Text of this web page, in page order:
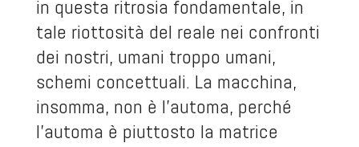
in questa ritrosia fondamentale, in
tale riottosità del reale nei confronti
dei nostri, umani troppo umani,
schemi concettuali. La macchina,
insomma, non è l’automa, perché
l’automa è piuttosto la matrice